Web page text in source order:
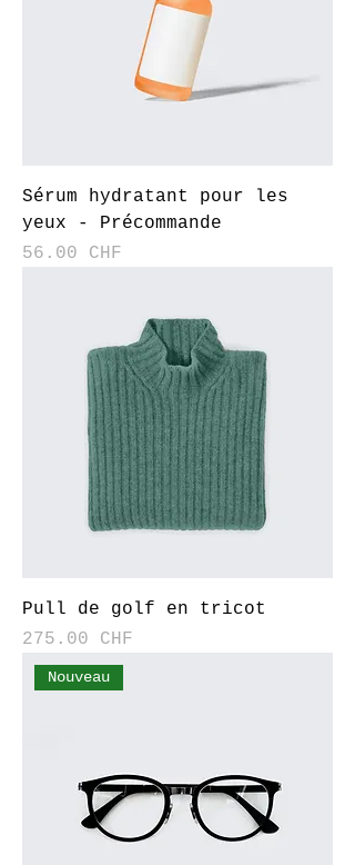
Sérum hydratant pour les
yeux - Précommande
Prix
56.00 CHF
Pull de golf en tricot
Prix
275.00 CHF
Nouveau